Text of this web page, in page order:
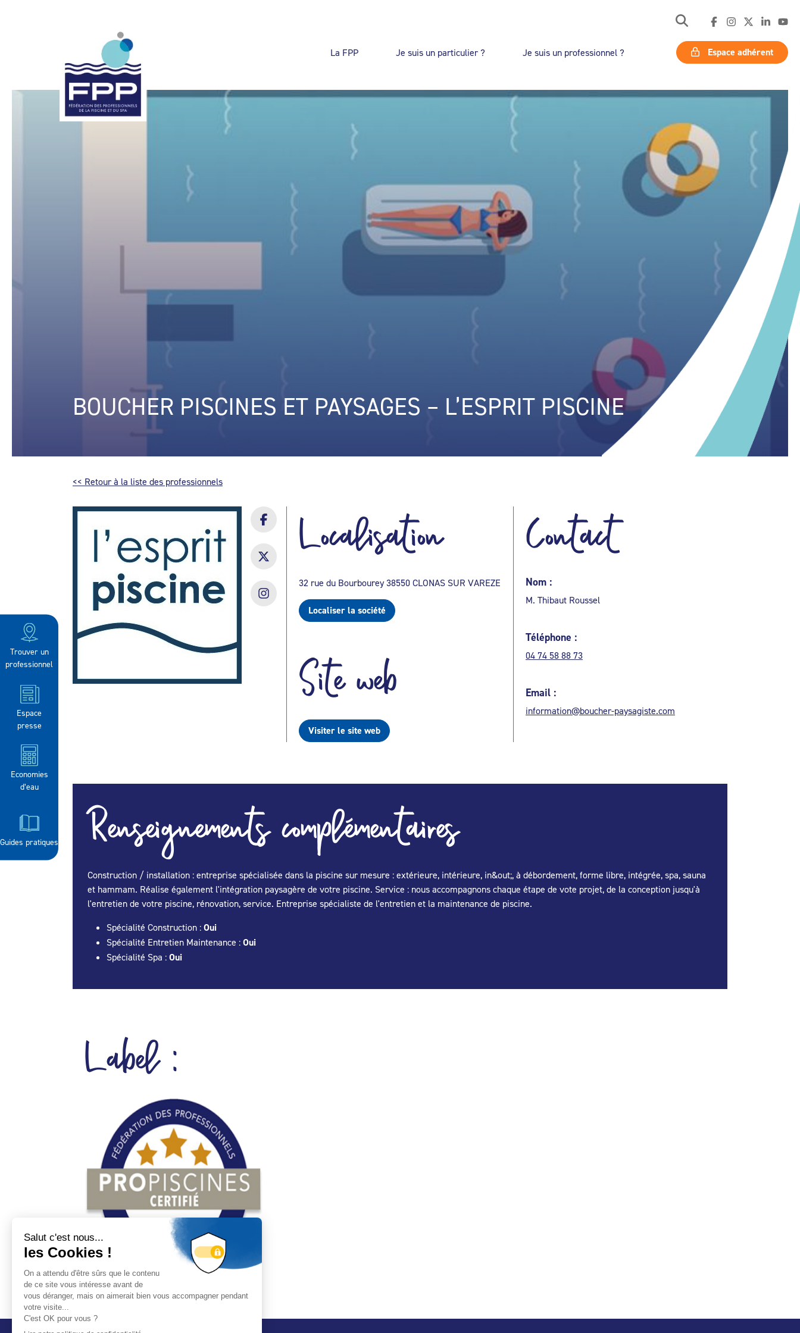
La FPP Je suis un particulier ? Je suis un professionnel ? Espace adhérent
Trouver un
professionnel
Espace
presse
Economies
d’eau
Guides pratiques
BOUCHER PISCINES ET PAYSAGES – L’ESPRIT PISCINE
<< Retour à la liste des professionnels
Localisation
32 rue du Bourbourey 38550 CLONAS SUR VAREZE
Localiser la société
Site web
Visiter le site web
Contact
Nom :
M. Thibaut Roussel
Téléphone :
04 74 58 88 73
Email :
information@boucher-paysagiste.com
Renseignements complémentaires
Construction / installation : entreprise spécialisée dans la piscine sur mesure : extérieure, intérieure, in&out;, à débordement, forme libre, intégrée, spa, sauna
et hammam. Réalise également l'intégration paysagère de votre piscine. Service : nous accompagnons chaque étape de vote projet, de la conception jusqu'à
l'entretien de votre piscine, rénovation, service. Entreprise spécialiste de l'entretien et la maintenance de piscine.
Spécialité Construction : Oui
Spécialité Entretien Maintenance : Oui
Spécialité Spa : Oui
Label :